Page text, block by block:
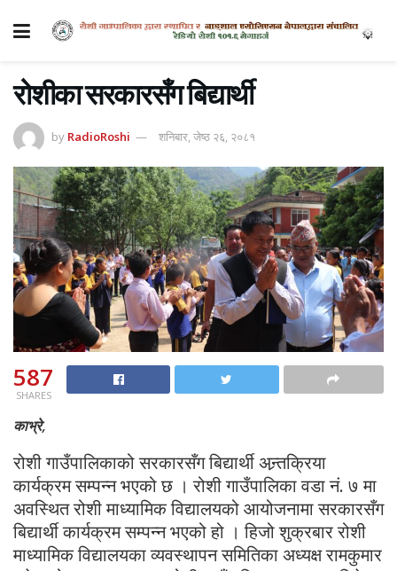
रोशीका सरकारसँग बिद्यार्थी
by RadioRoshi शनिबार, जेष्ठ २६, २०८१
587
SHARES
काभ्रे,
रोशी गाउँपालिकाको सरकारसँग बिद्यार्थी अन्र्तक्रिया
कार्यक्रम सम्पन्न भएको छ । रोशी गाउँपालिका वडा नं. ७ मा
अवस्थित रोशी माध्यामिक विद्यालयको आयोजनामा सरकारसँग
बिद्यार्थी कार्यक्रम सम्पन्न भएको हो । हिजो शुक्रबार रोशी
माध्यामिक विद्यालयका व्यवस्थापन समितिका अध्यक्ष रामकुमार